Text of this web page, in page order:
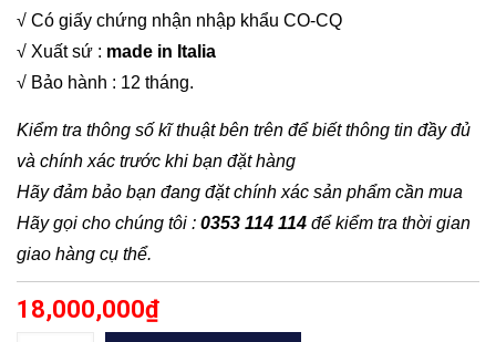
√ Có giấy chứng nhận nhập khẩu CO-CQ
√ Xuất sứ : made in Italia
√ Bảo hành : 12 tháng.
Kiểm tra thông số kĩ thuật bên trên để biết thông tin đầy đủ
và chính xác trước khi bạn đặt hàng
Hãy đảm bảo bạn đang đặt chính xác sản phẩm cần mua
Hãy gọi cho chúng tôi : 0353 114 114 để kiểm tra thời gian
giao hàng cụ thể.
18,000,000₫